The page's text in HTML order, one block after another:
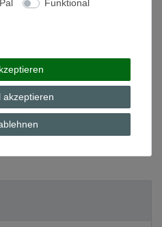
den Warenkorb
Funktional
akzeptieren